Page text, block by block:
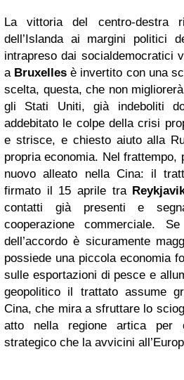
La vittoria del centro-destra
dell’Islanda ai margini politici
intrapreso dai socialdemocratici
a Bruxelles è invertito con una
scelta, questa, che non
gli Stati Uniti, già indeboliti
addebitato le colpe della crisi
e strisce, e chiesto aiuto alla
propria economia. Nel frattempo,
nuovo alleato nella Cina: il
firmato il 15 aprile tra
contatti già presenti e
cooperazione commerciale.
dell’accordo è sicuramente
possiede una piccola economia
sulle esportazioni di pesce e
geopolitico il trattato assume
Cina, che mira a sfruttare lo
atto nella regione artica per
strategico che la avvicini